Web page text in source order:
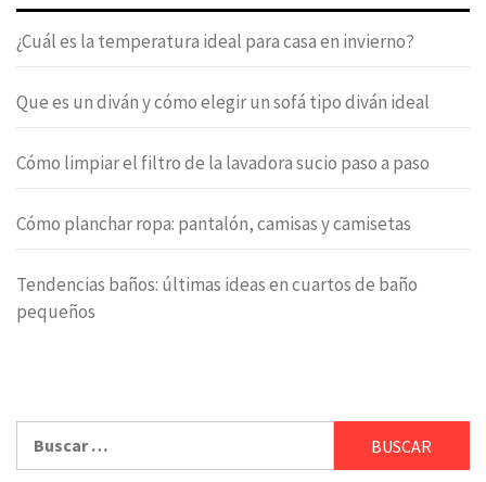
¿Cuál es la temperatura ideal para casa en invierno?
Que es un diván y cómo elegir un sofá tipo diván ideal
Cómo limpiar el filtro de la lavadora sucio paso a paso
Cómo planchar ropa: pantalón, camisas y camisetas
Tendencias baños: últimas ideas en cuartos de baño
pequeños